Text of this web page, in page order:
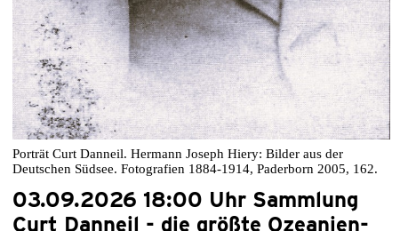
Porträt Curt Danneil. Hermann Joseph Hiery: Bilder aus der
Deutschen Südsee. Fotografien 1884-1914, Paderborn 2005, 162.
03.09.2026 18:00 Uhr Sammlung
Curt Danneil - die größte Ozeanien-